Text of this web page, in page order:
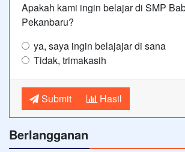
Apakah kami ingin belajar di SMP
Pekanbaru?
ya, saya ingin belajajar di sana
Tidak, trimakasih
Submit Hasil
Berlangganan